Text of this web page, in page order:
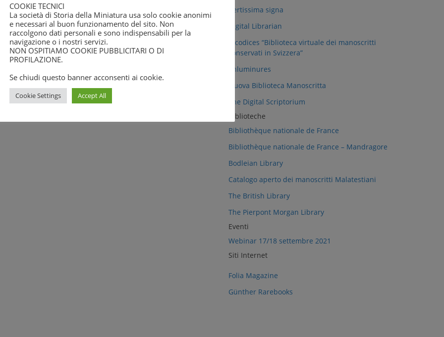
Certissima signa
Digital Librarian
e-codices “Biblioteca virtuale dei manoscritti
conservati in Svizzera”
Enluminures
Nuova Biblioteca Manoscritta
The Digital Scriptorium
Biblioteche
Bibliothèque nationale de France
Bibliothèque nationale de France – Mandragore
Bodleian Library
Catalogo aperto dei manoscritti Malatestiani
The British Library
The Pierpont Morgan Library
Eventi
Webinar 17/18 settembre 2021
Siti Internet
Folia Magazine
Günther Rarebooks
COOKIE TECNICI
La società di Storia della Miniatura usa solo cookie anonimi
e necessari al buon funzionamento del sito. Non
raccolgono dati personali e sono indispensabili per la
navigazione o i nostri servizi.
NON OSPITIAMO COOKIE PUBBLICITARI O DI
PROFILAZIONE.
Se chiudi questo banner acconsenti ai cookie.
Cookie Settings Accept All